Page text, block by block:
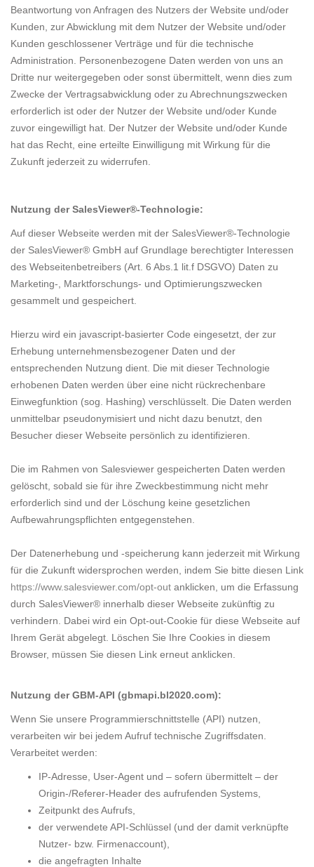
Beantwortung von Anfragen des Nutzers der Website und/oder
Kunden, zur Abwicklung mit dem Nutzer der Website und/oder
Kunden geschlossener Verträge und für die technische
Administration. Personenbezogene Daten werden von uns an
Dritte nur weitergegeben oder sonst übermittelt, wenn dies zum
Zwecke der Vertragsabwicklung oder zu Abrechnungszwecken
erforderlich ist oder der Nutzer der Website und/oder Kunde
zuvor eingewilligt hat. Der Nutzer der Website und/oder Kunde
hat das Recht, eine erteilte Einwilligung mit Wirkung für die
Zukunft jederzeit zu widerrufen.
Nutzung der SalesViewer®-Technologie:
Auf dieser Webseite werden mit der SalesViewer®-Technologie
der SalesViewer® GmbH auf Grundlage berechtigter Interessen
des Webseitenbetreibers (Art. 6 Abs.1 lit.f DSGVO) Daten zu
Marketing-, Marktforschungs- und Optimierungszwecken
gesammelt und gespeichert.
Hierzu wird ein javascript-basierter Code eingesetzt, der zur
Erhebung unternehmensbezogener Daten und der
entsprechenden Nutzung dient. Die mit dieser Technologie
erhobenen Daten werden über eine nicht rückrechenbare
Einwegfunktion (sog. Hashing) verschlüsselt. Die Daten werden
unmittelbar pseudonymisiert und nicht dazu benutzt, den
Besucher dieser Webseite persönlich zu identifizieren.
Die im Rahmen von Salesviewer gespeicherten Daten werden
gelöscht, sobald sie für ihre Zweckbestimmung nicht mehr
erforderlich sind und der Löschung keine gesetzlichen
Aufbewahrungspflichten entgegenstehen.
Der Datenerhebung und -speicherung kann jederzeit mit Wirkung
für die Zukunft widersprochen werden, indem Sie bitte diesen Link
https://www.salesviewer.com/opt-out anklicken, um die Erfassung
durch SalesViewer® innerhalb dieser Webseite zukünftig zu
verhindern. Dabei wird ein Opt-out-Cookie für diese Webseite auf
Ihrem Gerät abgelegt. Löschen Sie Ihre Cookies in diesem
Browser, müssen Sie diesen Link erneut anklicken.
Nutzung der GBM-API (gbmapi.bl2020.com):
Wenn Sie unsere Programmierschnittstelle (API) nutzen,
verarbeiten wir bei jedem Aufruf technische Zugriffsdaten.
Verarbeitet werden:
IP-Adresse, User-Agent und – sofern übermittelt – der
Origin-/Referer-Header des aufrufenden Systems,
Zeitpunkt des Aufrufs,
der verwendete API-Schlüssel (und der damit verknüpfte
Nutzer- bzw. Firmenaccount),
die angefragten Inhalte